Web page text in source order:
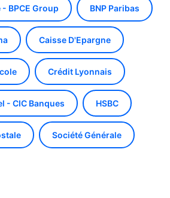
BPCE Group BNP Paribas
Caisse D'Epargne
Crédit Lyonnais
- CIC Banques HSBC
Société Générale